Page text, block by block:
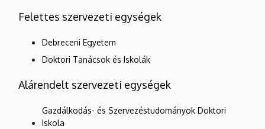
Felettes szervezeti egységek
Debreceni Egyetem
Doktori Tanácsok és Iskolák
Alárendelt szervezeti egységek
Gazdálkodás- és Szervezéstudományok Doktori
Iskola